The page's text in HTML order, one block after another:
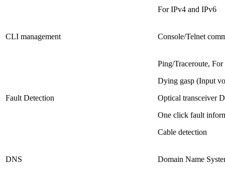
For IPv4 and IPv6
CLI management Console/Telnet
Fault Detection
Ping/Traceroute,
Dying gasp (Input
Optical transceiver
One click fault
Cable detection
DNS Domain Name